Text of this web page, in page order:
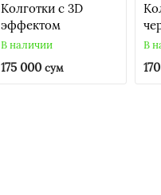
Колготки с 3D
эффектом
В наличии
175 000сум
В